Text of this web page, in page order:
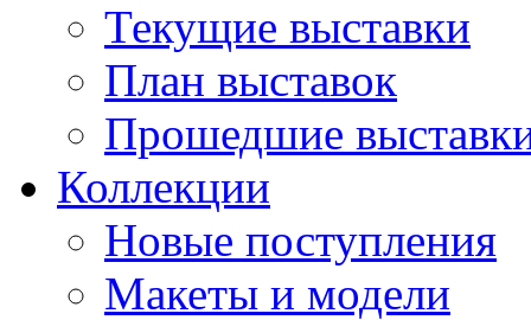
Текущие выставки
План выставок
Прошедшие
Коллекции
Новые поступления
Макеты и модели